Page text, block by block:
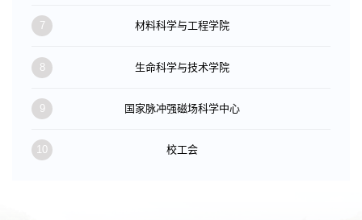
7 材料科学与工程学院
8 生命科学与技术学院
9 国家脉冲强磁场科学中心
10 校工会